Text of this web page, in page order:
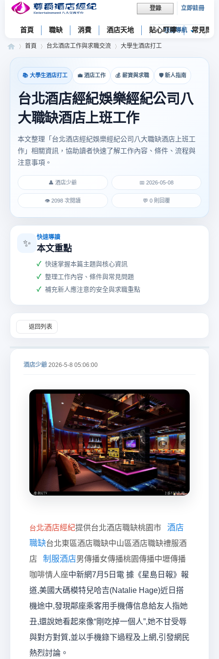
登錄 立即註冊
快捷導航
首頁 職缺 消費 酒店天地 貼心叮嚀 常見問題
首頁 台北酒店工作與求職交流 大學生酒店打工
📚 大學生酒店打工 💼 酒店工作 💰 薪資與求職 🛡 新人指南
台北酒店經紀娛樂經紀公司八
大職缺酒店上班工作
本文整理「台北酒店經紀娛樂經紀公司八大職缺酒店上班工
作」相關資訊，協助讀者快速了解工作內容、條件、流程與
注意事項。
👤 酒店少爺 📅 2026-05-08
👁 2098 次閱讀 💬 0 則回覆
✨
快速導讀
本文重點
快速掌握本篇主題與核心資訊
整理工作內容、條件與常見問題
補充新人應注意的安全與求職重點
返回列表
酒店少爺 2026-5-8 05:06:00
台北酒店經紀提供台北酒店職缺桃園市
酒店
職缺台北東區酒店職缺中山區酒店職缺禮服酒
店
制服酒店男傳播女傳播桃園傳播中壢傳播
咖啡情人座中新網7月5日電 據《星島日報》報
道,美國大碼模特兒哈吉(Natalie Hage)近日搭
機途中,發現鄰座乘客用手機傳信息給友人指她
丑,還說她看起來像“剛吃掉一個人”,她不甘受辱
與對方對質,並以手機錄下過程及上網,引發網民
熱烈討論。